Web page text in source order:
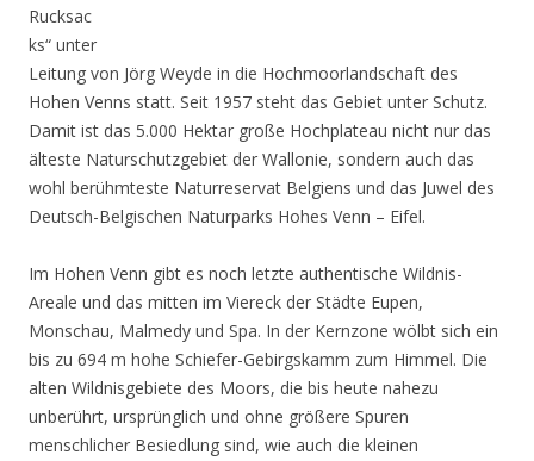
Rucksac
ks“ unter
Leitung von Jörg Weyde in die Hochmoorlandschaft des
Hohen Venns statt. Seit 1957 steht das Gebiet unter Schutz.
Damit ist das 5.000 Hektar große Hochplateau nicht nur das
älteste Naturschutzgebiet der Wallonie, sondern auch das
wohl berühmteste Naturreservat Belgiens und das Juwel des
Deutsch-Belgischen Naturparks Hohes Venn – Eifel.
Im Hohen Venn gibt es noch letzte authentische Wildnis-
Areale und das mitten im Viereck der Städte Eupen,
Monschau, Malmedy und Spa. In der Kernzone wölbt sich ein
bis zu 694 m hohe Schiefer-Gebirgskamm zum Himmel. Die
alten Wildnisgebiete des Moors, die bis heute nahezu
unberührt, ursprünglich und ohne größere Spuren
menschlicher Besiedlung sind, wie auch die kleinen